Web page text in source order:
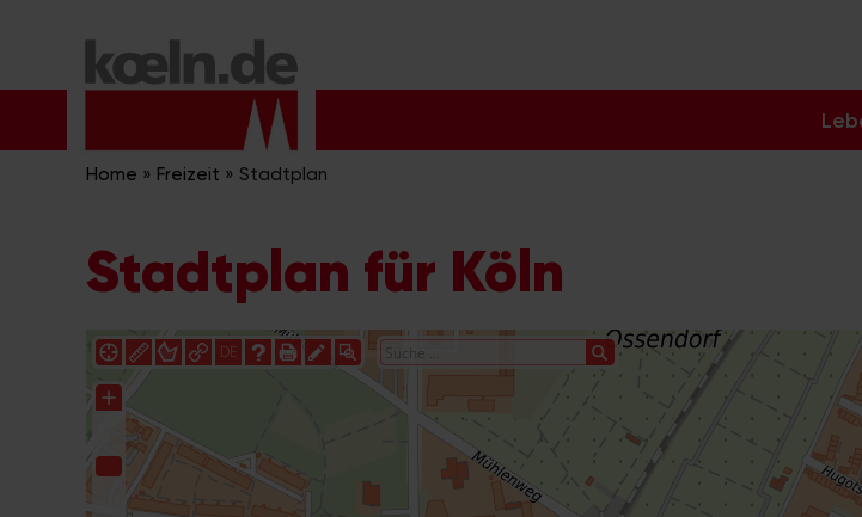
Inhalt
Home » Freizeit » Stadtplan
Stadtplan für Köln